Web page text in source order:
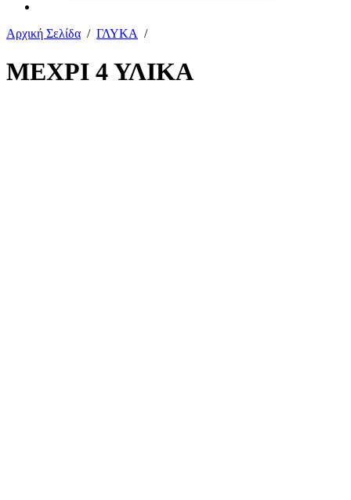
Αρχική Σελίδα / ΓΛΥΚΑ /
ΜΕΧΡΙ 4 ΥΛΙΚΑ